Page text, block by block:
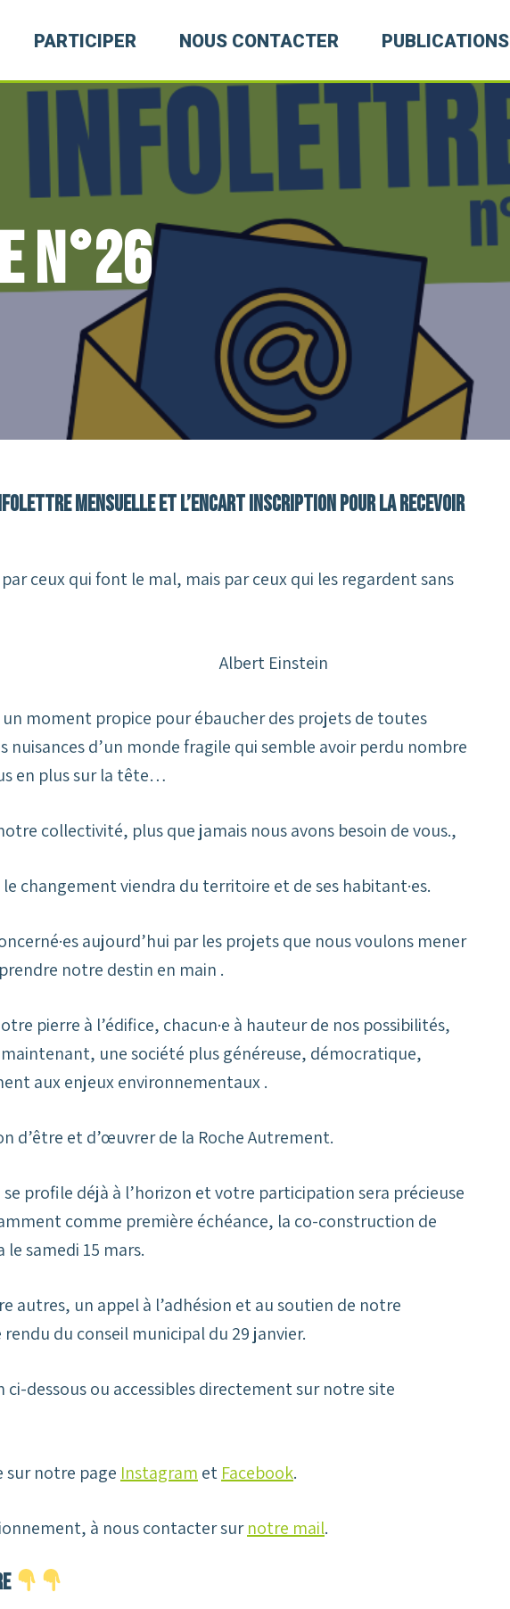
PARTICIPER NOUS CONTACTER PUBLICATIONS
n°26
mensuelle et l’encart inscription pour la recevoir
ceux qui font le mal, mais par ceux qui les regardent sans
Einstein
moment propice pour ébaucher des projets de toutes
nuisances d’un monde fragile qui semble avoir perdu nombre
en plus sur la tête…
collectivité, plus que jamais nous avons besoin de vous.,
le changement viendra du territoire et de ses habitant·es.
aujourd’hui par les projets que nous voulons mener
notre destin en main .
pierre à l’édifice, chacun·e à hauteur de nos possibilités,
une société plus généreuse, démocratique,
aux enjeux environnementaux .
d’être et d’œuvrer de la Roche Autrement.
profile déjà à l’horizon et votre participation sera précieuse
comme première échéance, la co-construction de
samedi 15 mars.
autres, un appel à l’adhésion et au soutien de notre
du conseil municipal du 29 janvier.
ci-dessous ou accessibles directement sur notre site
sur notre page Instagram et Facebook.
à nous contacter surnotre mail.